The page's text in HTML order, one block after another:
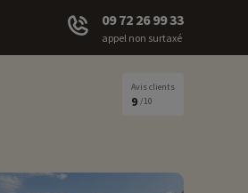
09 72 26 99 33
appel non surtaxé
Avis clients
9 /10